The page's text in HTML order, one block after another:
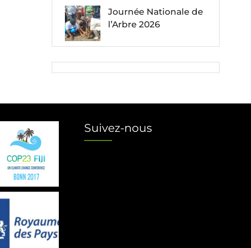
Journée Nationale de
l’Arbre 2026
Suivez-nous